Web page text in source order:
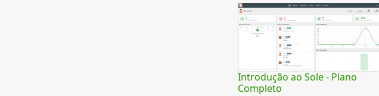
Introdução ao Sole - Plano
Completo